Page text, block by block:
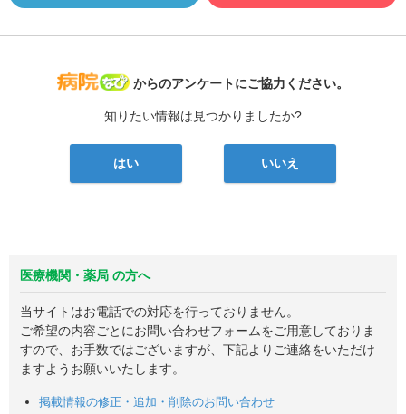
病院なび
からのアンケートにご協力ください。
知りたい情報は見つかりましたか?
はい いいえ
医療機関・薬局 の方へ
当サイトはお電話での対応を行っておりません。
ご希望の内容ごとにお問い合わせフォームをご用意しておりま
すので、お手数ではございますが、下記よりご連絡をいただけ
ますようお願いいたします。
掲載情報の修正・追加・削除のお問い合わせ